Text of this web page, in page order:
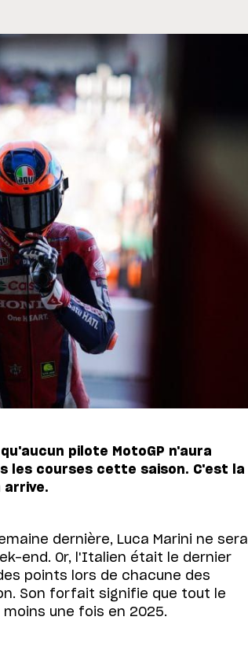
et vise un retour en
pilote MotoGP n'aura
les courses cette saison. C'est la
arrive.
dernière, Luca Marini ne sera
end. Or, l'Italien était le dernier
points lors de chacune des
Son forfait signifie que tout le
une fois en 2025.